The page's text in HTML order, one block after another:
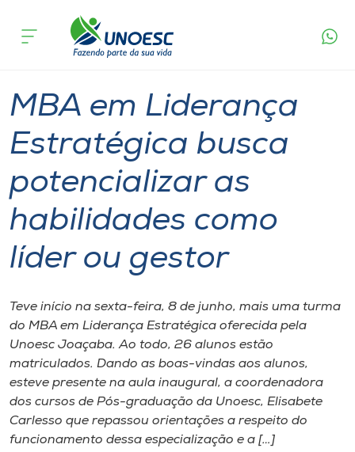
Cursos
Pesquisa
Atendimento ao Estudante
Portal de Ensino
Internacionalização
I.nova
Diplomados
acontece
MBA em Liderança
Estratégica busca
potencializar as
habilidades como
líder ou gestor
Teve início na sexta-feira, 8 de junho, mais uma turma
do MBA em Liderança Estratégica oferecida pela
Unoesc Joaçaba. Ao todo, 26 alunos estão
matriculados. Dando as boas-vindas aos alunos,
esteve presente na aula inaugural, a coordenadora
dos cursos de Pós-graduação da Unoesc, Elisabete
Carlesso que repassou orientações a respeito do
funcionamento dessa especialização e a […]